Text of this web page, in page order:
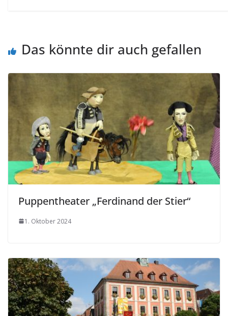
Das könnte dir auch gefallen
Puppentheater „Ferdinand der Stier“
1. Oktober 2024